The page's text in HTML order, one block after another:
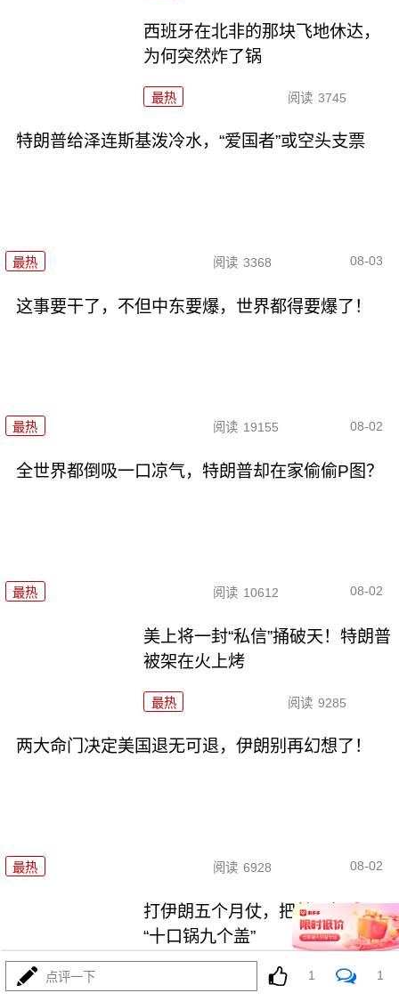
西班牙在北非的那块飞地休达，
为何突然炸了锅
最热 阅读 3745
特朗普给泽连斯基泼冷水，“爱国者”或空头支票
最热 阅读 3368 08-03
这事要干了，不但中东要爆，世界都得要爆了！
最热 阅读 19155 08-02
全世界都倒吸一口凉气，特朗普却在家偷偷P图？
最热 阅读 10612 08-02
美上将一封“私信”捅破天！特朗普
被架在火上烤
最热 阅读 9285
两大命门决定美国退无可退，伊朗别再幻想了！
最热 阅读 6928 08-02
打伊朗五个月仗，把美军打成了
“十口锅九个盖”
阅读 5377
点评一下 1 1